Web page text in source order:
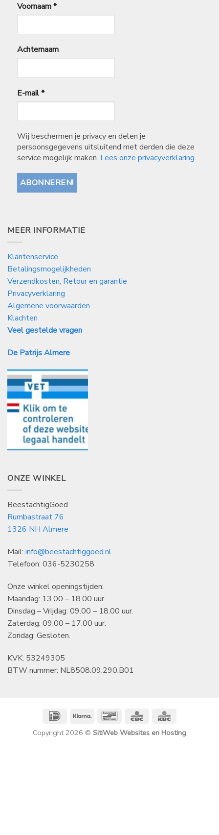
Voornaam*
Achternaam
E-mail*
Wij beschermen je privacy en delen je
persoonsgegevens uitsluitend met derden die deze
service mogelijk maken. Lees onze privacyverklaring.
MEER INFORMATIE
Klantenservice
Betalingsmogelijkheden
Verzendkosten, Retour en garantie
Privacyverklaring
Algemene voorwaarden
Klachten
Veel gestelde vragen
De Patrijs Almere
ONZE WINKEL
BeestachtigGoed
Rumbastraat 76
1326 NH Almere
Mail: info@beestachtiggoed.nl
Telefoon: 036-5230258
Onze winkel openingstijden:
Maandag: 13.00 – 18.00 uur.
Dinsdag – Vrijdag: 09.00 – 18.00 uur.
Zaterdag: 09.00 – 17.00 uur.
Zondag: Gesloten.
KVK: 53249305
BTW nummer: NL8508.09.290.B01
IDeal Klarna BancontactCBC
Copyright 2026 © SitiWeb Websites en Hosting